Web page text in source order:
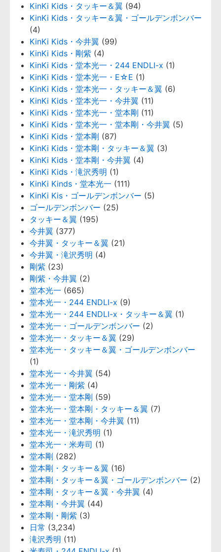
KinKi Kids・タッキー＆翼 (94)
KinKi Kids・タッキー＆翼・ゴールデンボンバー
(4)
KinKi Kids・今井翼 (99)
KinKi Kids・剛紫 (4)
KinKi Kids・堂本光一・244 ENDLI-x (1)
KinKi Kids・堂本光一・E☆E (1)
KinKi Kids・堂本光一・タッキー＆翼 (6)
KinKi Kids・堂本光一・今井翼 (11)
KinKi Kids・堂本光一・堂本剛 (11)
KinKi Kids・堂本光一・堂本剛・今井翼 (5)
KinKi Kids・堂本剛 (87)
KinKi Kids・堂本剛・タッキー＆翼 (3)
KinKi Kids・堂本剛・今井翼 (4)
KinKi Kids・滝沢秀明 (1)
KinKi Kinds・堂本光一 (111)
KinKi Kis・ゴールデンボンバー (5)
ゴールデンボンバー (25)
タッキー＆翼 (195)
今井翼 (377)
今井翼・タッキー＆翼 (21)
今井翼・滝沢秀明 (4)
剛紫 (23)
剛紫・今井翼 (2)
堂本光一 (665)
堂本光一・244 ENDLI-x (9)
堂本光一・244 ENDLI-x・タッキー＆翼 (1)
堂本光一・ゴールデンボンバー (2)
堂本光一・タッキー＆翼 (29)
堂本光一・タッキー＆翼・ゴールデンボンバー
(1)
堂本光一・今井翼 (54)
堂本光一・剛紫 (4)
堂本光一・堂本剛 (59)
堂本光一・堂本剛・タッキー＆翼 (7)
堂本光一・堂本剛・今井翼 (11)
堂本光一・滝沢秀明 (1)
堂本光一・米寿司 (1)
堂本剛 (282)
堂本剛・タッキー＆翼 (16)
堂本剛・タッキー＆翼・ゴールデンボンバー (2)
堂本剛・タッキー＆翼・今井翼 (4)
堂本剛・今井翼 (44)
堂本剛・剛紫 (3)
日常 (3,234)
滝沢秀明 (11)